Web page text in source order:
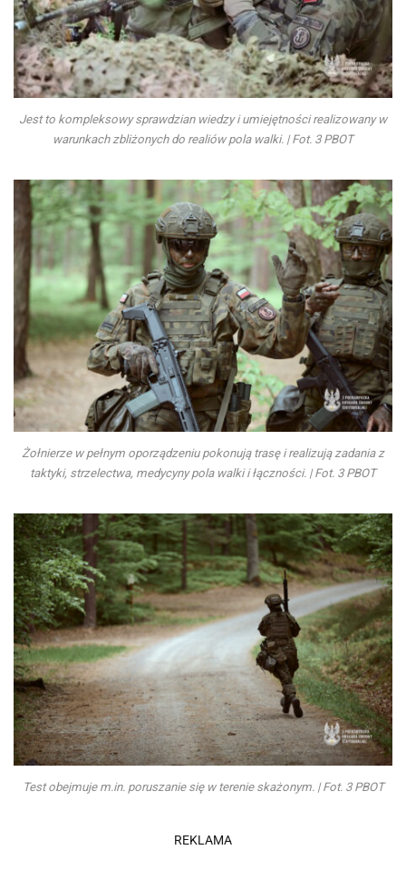
Jest to kompleksowy sprawdzian wiedzy i umiejętności realizowany w
warunkach zbliżonych do realiów pola walki. | Fot. 3 PBOT
Żołnierze w pełnym oporządzeniu pokonują trasę i realizują zadania z
taktyki, strzelectwa, medycyny pola walki i łączności. | Fot. 3 PBOT
Test obejmuje m.in. poruszanie się w terenie skażonym. | Fot. 3 PBOT
REKLAMA